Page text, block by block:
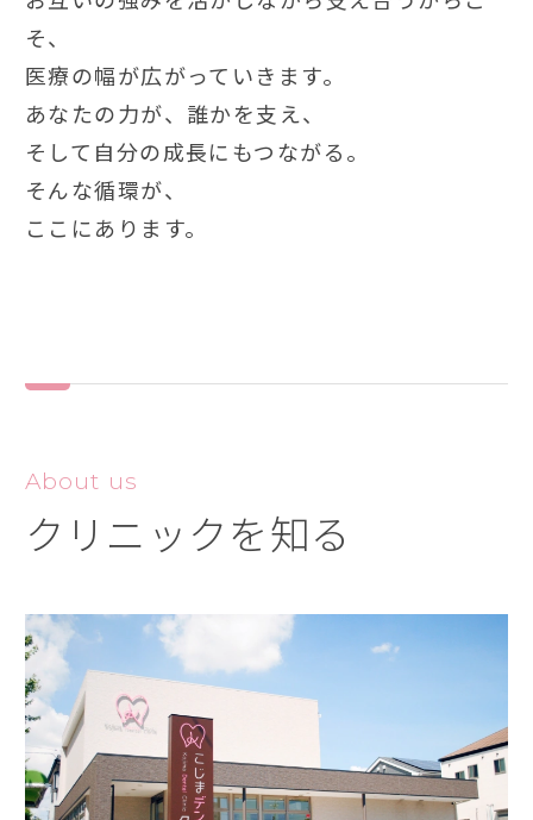
そ、
医療の幅が広がっていきます。
あなたの力が、誰かを支え、
そして自分の成長にもつながる。
そんな循環が、
ここにあります。
クリニックを知る
About us